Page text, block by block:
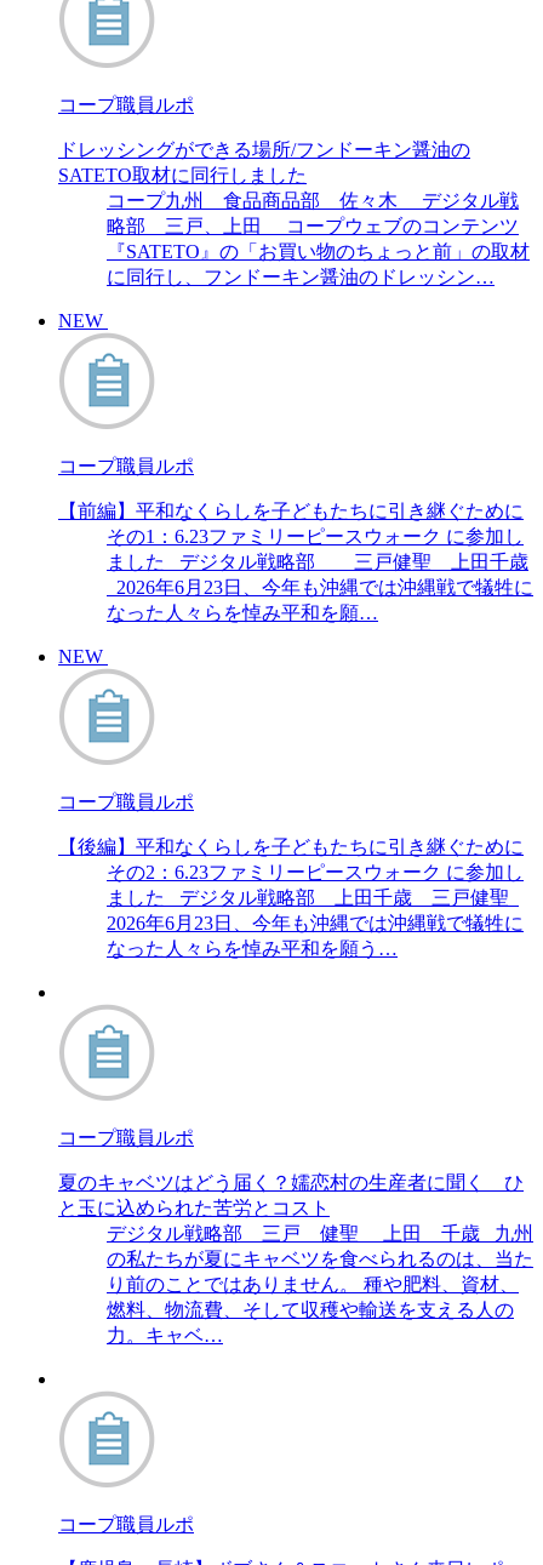
コープ職員ルポ
ドレッシングができる場所/フンドーキン醤油の
SATETO取材に同行しました
コープ九州 食品商品部 佐々木 デジタル戦
略部 三戸、上田 コープウェブのコンテンツ
『SATETO』の「お買い物のちょっと前」の取材
に同行し、フンドーキン醤油のドレッシン…
NEW
コープ職員ルポ
【前編】平和なくらしを子どもたちに引き継ぐために
その1：6.23ファミリーピースウォーク に参加し
ました デジタル戦略部 三戸健聖 上田千歳
2026年6月23日、今年も沖縄では沖縄戦で犠牲に
なった人々らを悼み平和を願…
NEW
コープ職員ルポ
【後編】平和なくらしを子どもたちに引き継ぐために
その2：6.23ファミリーピースウォーク に参加し
ました デジタル戦略部 上田千歳 三戸健聖
2026年6月23日、今年も沖縄では沖縄戦で犠牲に
なった人々らを悼み平和を願う…
コープ職員ルポ
夏のキャベツはどう届く？嬬恋村の生産者に聞く ひ
と玉に込められた苦労とコスト
デジタル戦略部 三戸 健聖 上田 千歳 九州
の私たちが夏にキャベツを食べられるのは、当た
り前のことではありません。 種や肥料、資材、
燃料、物流費、そして収穫や輸送を支える人の
力。キャベ…
コープ職員ルポ